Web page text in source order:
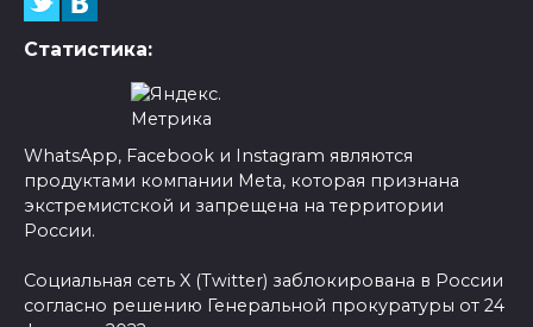
Статистика:
WhatsApp, Facebook и Instagram являются
продуктами компании Meta, которая признана
экстремистской и запрещена на территории
России.
Социальная сеть X (Twitter) заблокирована в России
согласно решению Генеральной прокуратуры от 24